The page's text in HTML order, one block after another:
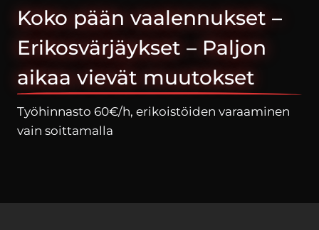
Koko pään vaalennukset –
Erikosvärjäykset – Paljon
aikaa vievät muutokset
Työhinnasto 60€/h, erikoistöiden varaaminen
vain soittamalla